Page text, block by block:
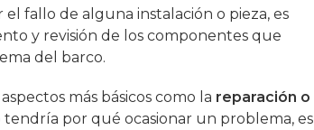
el fallo de alguna instalación o pieza, es
y revisión de los componentes que
del barco.
más básicos como la reparación o
tendría por qué ocasionar un problema, es